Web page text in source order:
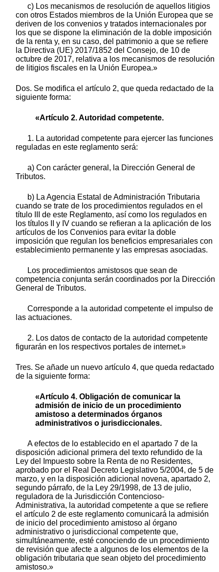
c) Los mecanismos de resolución de aquellos litigios
con otros Estados miembros de la Unión Europea que se
deriven de los convenios y tratados internacionales por
los que se dispone la eliminación de la doble imposición
de la renta y, en su caso, del patrimonio a que se refiere
la Directiva (UE) 2017/1852 del Consejo, de 10 de
octubre de 2017, relativa a los mecanismos de resolución
de litigios fiscales en la Unión Europea.»
Dos. Se modifica el artículo 2, que queda redactado de la
siguiente forma:
«Artículo 2. Autoridad competente.
1. La autoridad competente para ejercer las funciones
reguladas en este reglamento será:
a) Con carácter general, la Dirección General de
Tributos.
b) La Agencia Estatal de Administración Tributaria
cuando se trate de los procedimientos regulados en el
título III de este Reglamento, así como los regulados en
los títulos II y IV cuando se refieran a la aplicación de los
artículos de los Convenios para evitar la doble
imposición que regulan los beneficios empresariales con
establecimiento permanente y las empresas asociadas.
Los procedimientos amistosos que sean de
competencia conjunta serán coordinados por la Dirección
General de Tributos.
Corresponde a la autoridad competente el impulso de
las actuaciones.
2. Los datos de contacto de la autoridad competente
figurarán en los respectivos portales de internet.»
Tres. Se añade un nuevo artículo 4, que queda redactado
de la siguiente forma:
«Artículo 4. Obligación de comunicar la
admisión de inicio de un procedimiento
amistoso a determinados órganos
administrativos o jurisdiccionales.
A efectos de lo establecido en el apartado 7 de la
disposición adicional primera del texto refundido de la
Ley del Impuesto sobre la Renta de no Residentes,
aprobado por el Real Decreto Legislativo 5/2004, de 5 de
marzo, y en la disposición adicional novena, apartado 2,
segundo párrafo, de la Ley 29/1998, de 13 de julio,
reguladora de la Jurisdicción Contencioso-
Administrativa, la autoridad competente a que se refiere
el artículo 2 de este reglamento comunicará la admisión
de inicio del procedimiento amistoso al órgano
administrativo o jurisdiccional competente que,
simultáneamente, esté conociendo de un procedimiento
de revisión que afecte a algunos de los elementos de la
obligación tributaria que sean objeto del procedimiento
amistoso.»